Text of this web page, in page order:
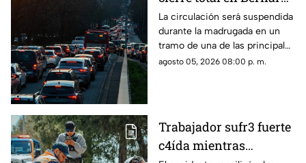
Quintana; este será el
horario
La circulación será suspendida
durante la madrugada en un
tramo de una de las principales
vialidades de Querétaro.
agosto 05, 2026 08:00 p. m.
Trabajador sufr3 fuerte
c4ída mientras